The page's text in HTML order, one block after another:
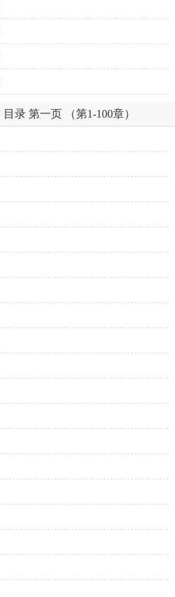
录 第一页 （第1-100章）